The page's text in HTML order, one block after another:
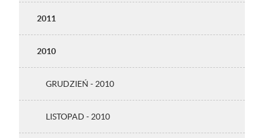
2011
2010
GRUDZIEŃ - 2010
LISTOPAD - 2010